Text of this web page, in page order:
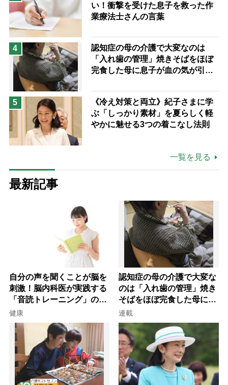
い！衝撃を受けた息子を救った作
業療法士さんの言葉
4
認知症の母の介護で大変なのは
「入れ歯の管理」焼きそばをほぼ
完食した母に息子が血の気が引い
5
《冷え対策と両立》紀子さまに学
ぶ「しっかり素材」を夏らしく軽
やかに魅せる3つの着こなし法則
一覧を見る
最新記事
自分の声を聞くことが脳を
刺激！脳内科医が実践する
「音読トレーニング」の極
意
健康
認知症の母の介護で大変な
のは「入れ歯の管理」焼き
そばをほぼ完食した母に息
子が血の気が引いた理由
連載